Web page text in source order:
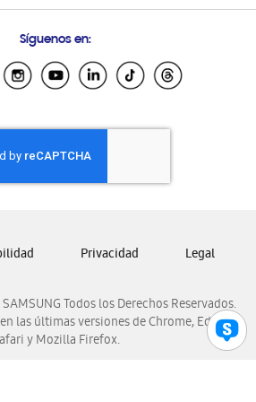
Samsung Ecuador
El Salvador
Honduras
Nicaragua
Samsung Panamá
Venezuela
Síguenos en:
Todos los Derechos Reservados.
las últimas versiones de Chrome, Edge,
y Mozilla Firefox.
Privacidad Legal